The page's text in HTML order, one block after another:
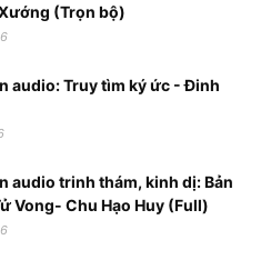
(Trọn bộ)
audio: Truy tìm ký ức - Đinh
audio trinh thám, kinh dị: Bản
Vong- Chu Hạo Huy (Full)